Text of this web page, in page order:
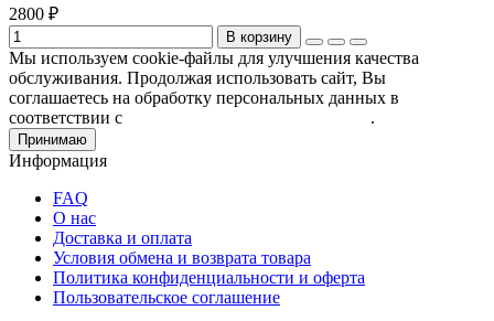
2800 ₽
В корзину
Мы используем cookie-файлы для улучшения качества
обслуживания. Продолжая использовать сайт, Вы
соглашаетесь на обработку персональных данных в
соответствии с
.
Принимаю
Информация
FAQ
О нас
Доставка и оплата
Условия обмена и возврата товара
Политика конфиденциальности и оферта
Пользовательское соглашение